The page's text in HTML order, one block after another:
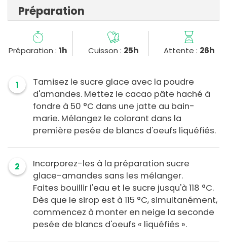
Préparation
Préparation :1h Cuisson : 25h Attente : 26h
1
Tamisez le sucre glace avec la poudre
d'amandes. Mettez le cacao pâte haché à
fondre à 50 °C dans une jatte au bain-
marie. Mélangez le colorant dans la
première pesée de blancs d'oeufs liquéfiés.
2
Incorporez-les à la préparation sucre
glace-amandes sans les mélanger.
Faites bouillir l'eau et le sucre jusqu'à 118 °C.
Dès que le sirop est à 115 °C, simultanément,
commencez à monter en neige la seconde
pesée de blancs d'oeufs « liquéfiés ».